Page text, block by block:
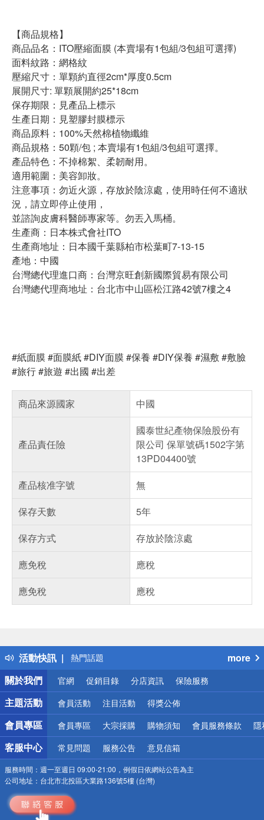
【商品規格】
商品品名：ITO壓縮面膜 (本賣場有1包組/3包組可選擇)
面料紋路：網格紋
壓縮尺寸：單顆約直徑2cm*厚度0.5cm
展開尺寸: 單顆展開約25*18cm
保存期限：見產品上標示
生產日期：見塑膠封膜標示
商品原料：100%天然棉植物纖維
商品規格：50顆/包 ; 本賣場有1包組/3包組可選擇。
產品特色：不掉棉絮、柔韌耐用。
適用範圍：美容卸妝。
注意事項：勿近火源，存放於陰涼處，使用時任何不適狀
況，請立即停止使用，
並諮詢皮膚科醫師專家等。勿丟入馬桶。
生產商：日本株式會社ITO
生產商地址：日本國千葉縣柏市松葉町7-13-15
產地：中國
台灣總代理進口商：台灣京旺創新國際貿易有限公司
台灣總代理商地址：台北市中山區松江路42號7樓之4
#紙面膜 #面膜紙 #DIY面膜 #保養 #DIY保養 #濕敷 #敷臉
#旅行 #旅遊 #出國 #出差
商品來源國家 中國
產品責任險
國泰世紀產物保險股份有
限公司 保單號碼1502字第
13PD04400號
產品核准字號
無
保存天數
5年
保存方式
存放於陰涼處
應免稅
應稅
應免稅
應稅
活動快訊
得獎公告
熱門話題
銀行優惠
偏遠地區配送
詐騙網頁！請小心！
more
關於我們
官網 促銷目錄 分店資訊 保險服務
主題活動 會員活動 注目活動 得獎公佈
會員專區 會員專區 大宗採購 購物須知 會員服務條款 隱
客服中心 常見問題 服務公告 意見信箱
服務時間： 週一至週日 09:00-21:00，例假日依網站公告為主
公司地址： 台北市北投區大業路136號5樓 (台灣)